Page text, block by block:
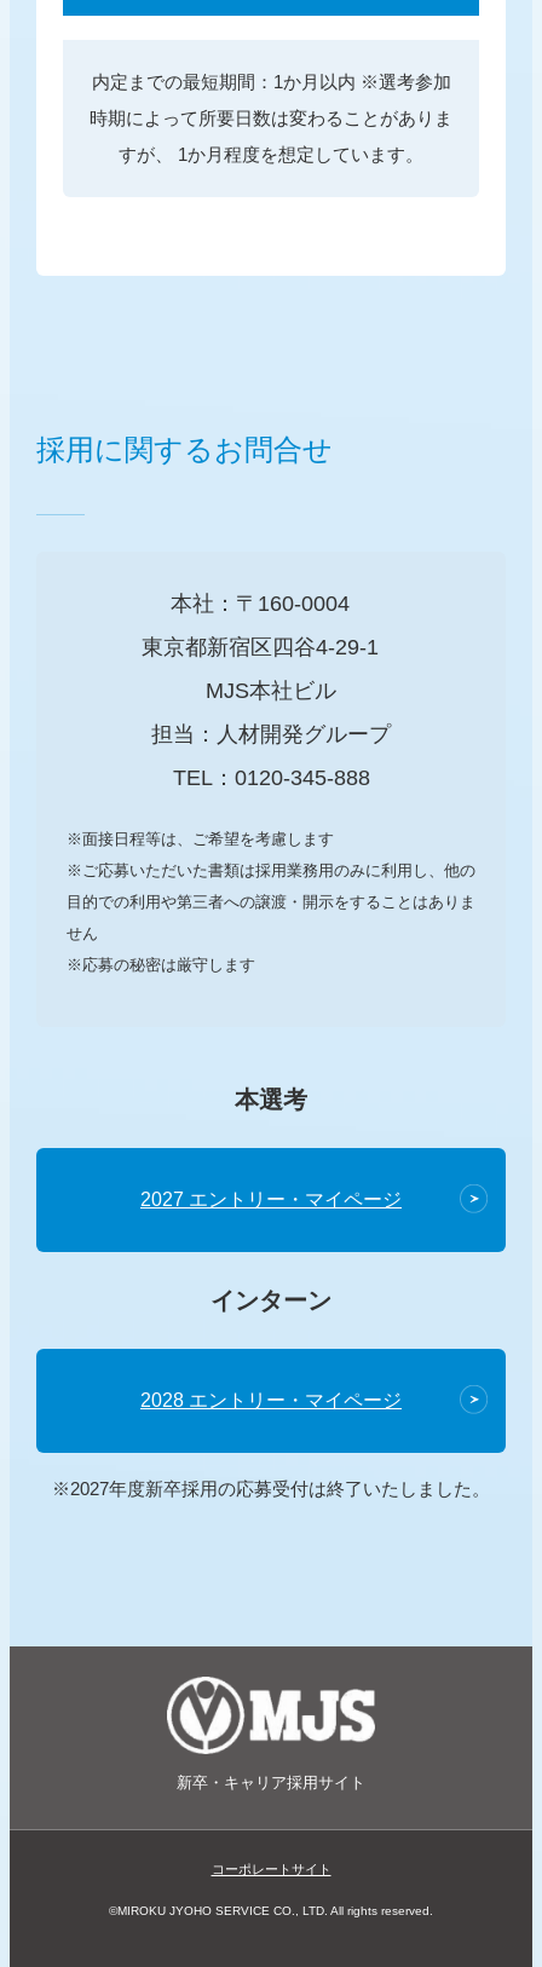
内定までの最短期間：1か月以内 ※選考参加
時期によって所要日数は変わることがありま
すが、
1か月程度を想定しています。
採用に関するお問合せ
本社：〒160-0004
東京都新宿区四谷4-29-1
MJS本社ビル
担当：人材開発グループ
TEL：0120-345-888
※面接日程等は、ご希望を考慮します
※ご応募いただいた書類は採用業務用のみに利用し、他の
目的での利用や第三者への譲渡・開示をすることはありま
せん
※応募の秘密は厳守します
本選考
2027 エントリー・マイページ
インターン
2028 エントリー・マイページ
※2027年度新卒採用の応募受付は終了いたしました。
新卒・ キャリア採用サイト
コーポレートサイト
©MIROKU JYOHO SERVICE CO., LTD. All rights reserved.